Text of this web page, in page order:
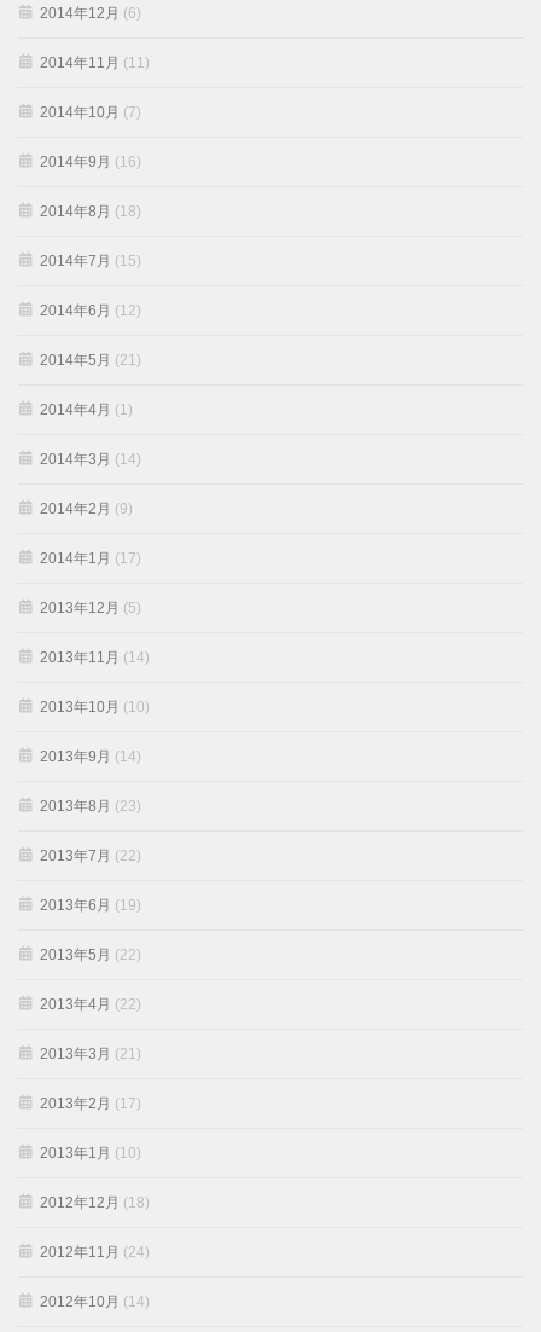
2014年12月 (6)
2014年11月 (11)
2014年10月 (7)
2014年9月 (16)
2014年8月 (18)
2014年7月 (15)
2014年6月 (12)
2014年5月 (21)
2014年4月 (1)
2014年3月 (14)
2014年2月 (9)
2014年1月 (17)
2013年12月 (5)
2013年11月 (14)
2013年10月 (10)
2013年9月 (14)
2013年8月 (23)
2013年7月 (22)
2013年6月 (19)
2013年5月 (22)
2013年4月 (22)
2013年3月 (21)
2013年2月 (17)
2013年1月 (10)
2012年12月 (18)
2012年11月 (24)
2012年10月 (14)